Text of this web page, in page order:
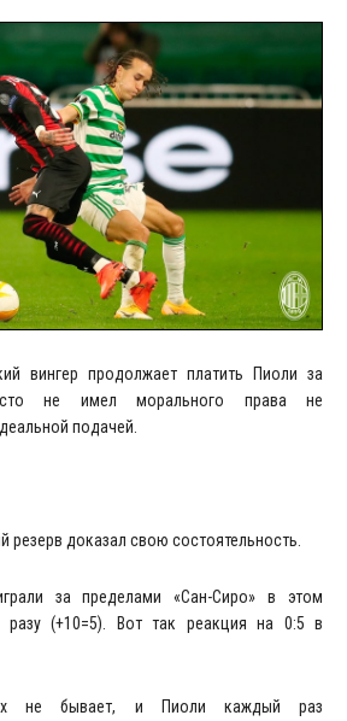
вингер продолжает платить Пиоли за
не имел морального права не
подачей.
резерв доказал свою состоятельность.
за пределами «Сан-Сиро» в этом
разу (+10=5). Вот так реакция на 0:5 в
не бывает, и Пиоли каждый раз